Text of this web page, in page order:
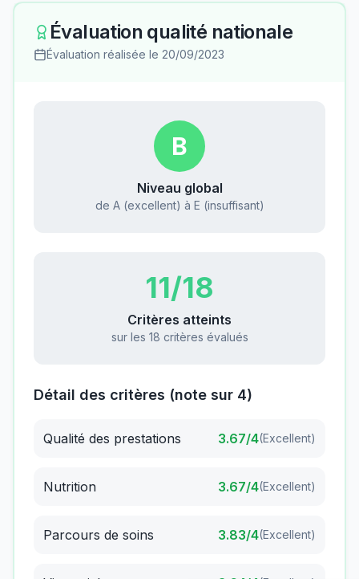
Évaluation qualité nationale
Évaluation réalisée le 20/09/2023
B
Niveau global
de A (excellent) à E (insuffisant)
11/18
Critères atteints
sur les 18 critères évalués
Détail des critères (note sur 4)
Qualité des prestations 3.67/4(Excellent)
Nutrition 3.67/4(Excellent)
Parcours de soins 3.83/4(Excellent)